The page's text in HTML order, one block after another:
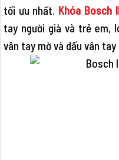
tối ưu nhất. Khóa Bosch
tay người già và trẻ em,
vân tay mờ và dấu vân